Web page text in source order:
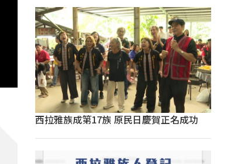
西拉雅族成第17族 原民日慶賀正名成功